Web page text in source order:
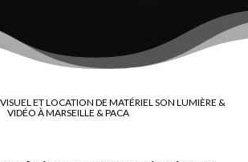
ET LOCATION DE MATÉRIEL SON LUMIÈRE &
VIDÉO À MARSEILLE & PACA